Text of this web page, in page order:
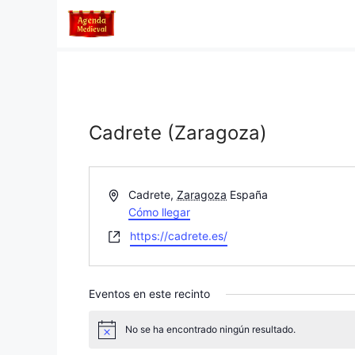
Cadrete (Zaragoza)
D
r
e
c
i
n
Cadrete, Zaragoza España
Cómo llegar
W
b
t
e
https://cadrete.es/
Eventos en este recinto
No se ha encontrado ningún resultado.